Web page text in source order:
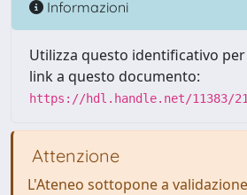
Informazioni
Utilizza questo identificativo
link a questo documento:
https://hdl.handle.net/11383/
Attenzione
L'Ateneo sottopone a